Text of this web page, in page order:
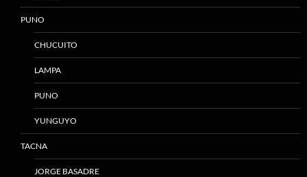
PUNO
CHUCUITO
LAMPA
PUNO
YUNGUYO
TACNA
JORGE BASADRE